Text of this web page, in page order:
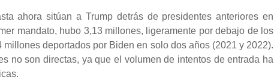
ahora sitúan a Trump detrás de presidentes anteriores en
mandato, hubo 3,13 millones, ligeramente por debajo de los
deportados por Biden en solo dos años (2021 y 2022).
no son directas, ya que el volumen de intentos de entrada ha